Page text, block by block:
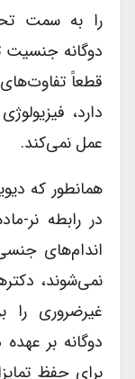
را به سمت
دوگانه جنسیت
قطعاً تفاوت‌های
دارد،
عمل نمی‌کند.
همانطور که
در رابطه نر-
اندام‌های
نمی‌شوند،
غیرضروری را
دوگانه بر
برای حفظ